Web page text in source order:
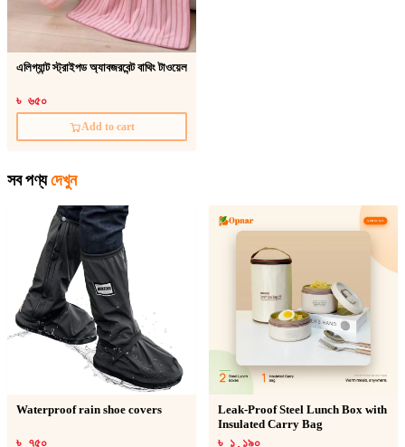
এলিগ্যান্ট স্ট্রাইপড অ্যাবজরবেন্ট বাথিং টাওয়েল
৳ ৬৫০
Add to cart
সব পণ্য দেখুন
Waterproof rain shoe covers
৳ ৭৫০
Leak-Proof Steel Lunch Box with
Insulated Carry Bag
৳ ১,১৯০